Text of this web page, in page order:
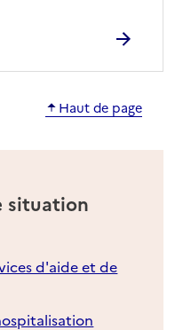
Haut de page
situation
d'aide et de